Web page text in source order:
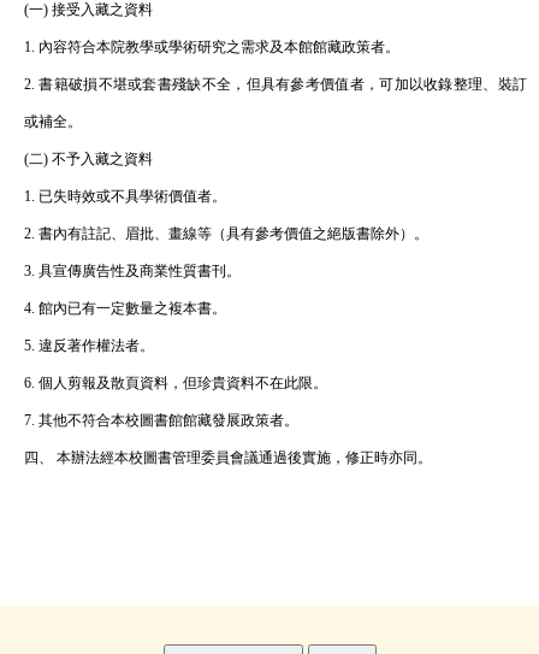
(一) 接受入藏之資料
1. 內容符合本院教學或學術研究之需求及本館館藏政策者。
2. 書籍破損不堪或套書殘缺不全，但具有參考價值者，可加以收錄整理、裝訂
或補全。
(二) 不予入藏之資料
1. 已失時效或不具學術價值者。
2. 書內有註記、眉批、畫線等（具有參考價值之絕版書除外）。
3. 具宣傳廣告性及商業性質書刊。
4. 館內已有一定數量之複本書。
5. 違反著作權法者。
6. 個人剪報及散頁資料，但珍貴資料不在此限。
7. 其他不符合本校圖書館館藏發展政策者。
四、 本辦法經本校圖書管理委員會議通過後實施，修正時亦同。